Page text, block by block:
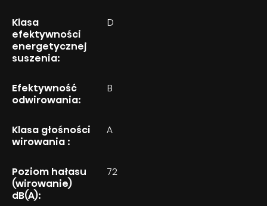
Klasa
efektywności
energetycznej
suszenia:
D
Efektywność
odwirowania:
B
Klasa głośności
wirowania :
A
Poziom hałasu
(wirowanie)
dB(A):
72